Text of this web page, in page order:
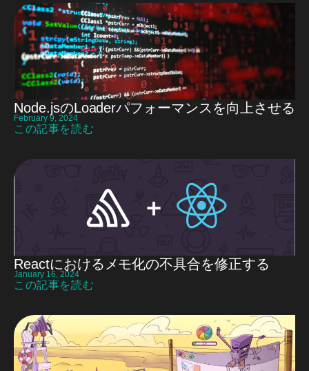
Node.jsのLoaderパフォーマンスを向上させる
February 9, 2024
この記事を読む
Reactにおけるメモ化の不具合を修正する
January 16, 2024
この記事を読む